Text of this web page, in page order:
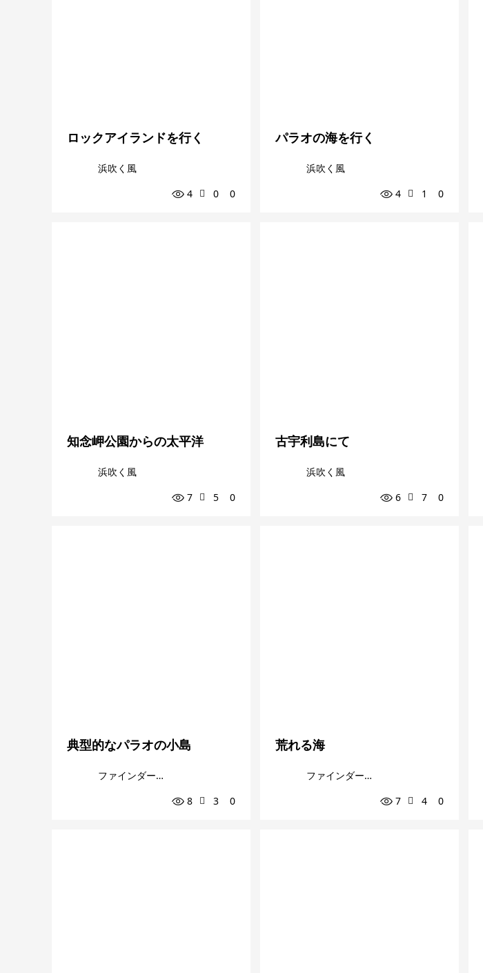
ロックアイランドを行く
浜吹く風
4
0 0
パラオの海を行く
浜吹く風
4
1 0
知念岬公園からの太平洋
浜吹く風
7
5 0
古宇利島にて
浜吹く風
6
7 0
典型的なパラオの小島
ファインダー越しの私の世界
8
3 0
荒れる海
ファインダー越しの私の世界
7
4 0